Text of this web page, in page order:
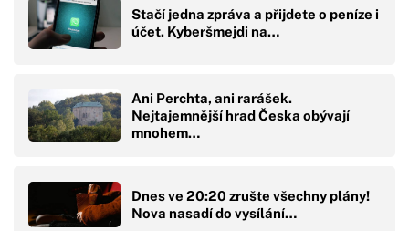
Stačí jedna zpráva a přijdete o peníze i
účet. Kyberšmejdi na…
Ani Perchta, ani rarášek.
Nejtajemnější hrad Česka obývají
mnohem…
Dnes ve 20:20 zrušte všechny plány!
Nova nasadí do vysílání…